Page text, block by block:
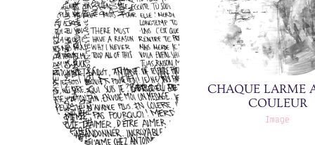
CHAQUE LARME
COULEUR
Image